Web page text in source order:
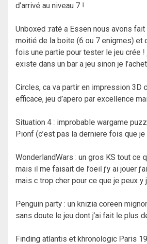
d’arrivé au niveau 7 !
Unboxed :raté a Essen nous avons
moitié de la boite (6 ou 7 enigmes) et
fois une partie pour tester le jeu crée
existe dans un bar a jeu sinon je
Circles, ca va partir en impression 3D
efficace, jeu d’apero par excellence
Situation 4 : improbable wargame
Pionf (c’est pas la derniere fois que
WonderlandWars : un gros KS tout ce
mais il me faisait de l’oeil j’y ai jouer
mais c trop cher pour ce que je peux y
Penguin party : un knizia coreen
sans doute le jeu dont j’ai fait le plus
Finding atlantis et khronologic Paris